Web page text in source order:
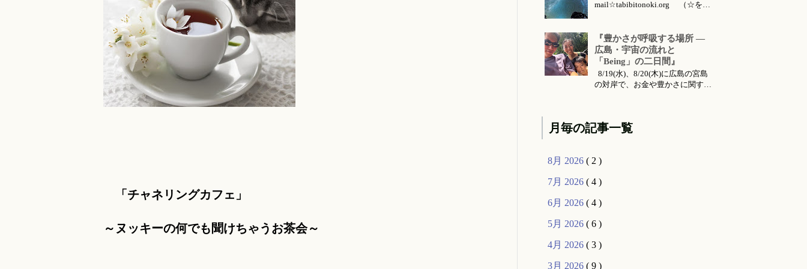
「チャネリングカフェ」
～ヌッキーの何でも聞けちゃうお茶会～
mail☆tabibitonoki.org （☆を@
こちらです 今月のイベント・ワ
ークショップ・セッション・リト
リート・出張情報等 対面セッシ
ョン所要時間・場所 セッション
メニ...
『豊かさが呼吸する場所 ―
広島・宇宙の流れと
「Being」の二日間』
8/19(水)、8/20(木)に広島の宮島
の対岸で、お金や豊かさに関する
かさ・宇宙の流れ〜』 のお話の
ンツとして購入可能です...
月毎の記事一覧
8月 2026 ( 2 )
7月 2026 ( 4 )
6月 2026 ( 4 )
5月 2026 ( 6 )
4月 2026 ( 3 )
3月 2026 ( 9 )